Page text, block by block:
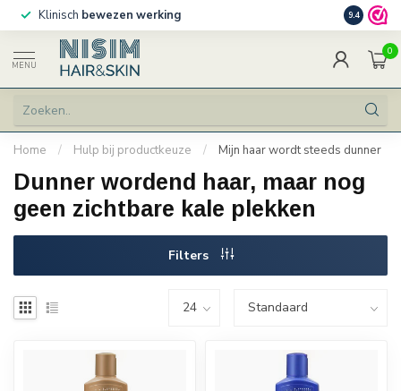
Klinisch bewezen werking 9.4
MENU
0
Home / Hulp bij productkeuze / Mijn haar wordt steeds dunner
Dunner wordend haar, maar nog
geen zichtbare kale plekken
Filters